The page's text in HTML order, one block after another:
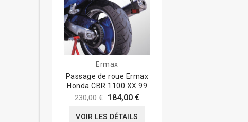
Ermax
Passage de roue Ermax
Honda CBR 1100 XX 99
230,00 € 184,00 €
VOIR LES DÉTAILS